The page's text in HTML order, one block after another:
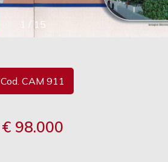
1 / 15
Cod. CAM 911
€ 98.000